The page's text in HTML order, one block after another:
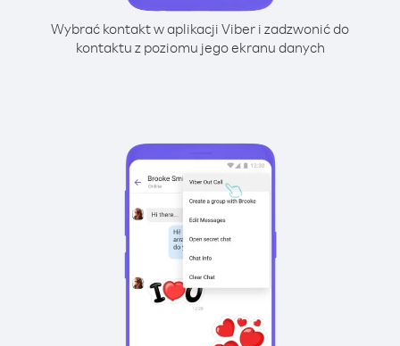
Wybrać kontakt w aplikacji Viber i zadzwonić do
kontaktu z poziomu jego ekranu danych